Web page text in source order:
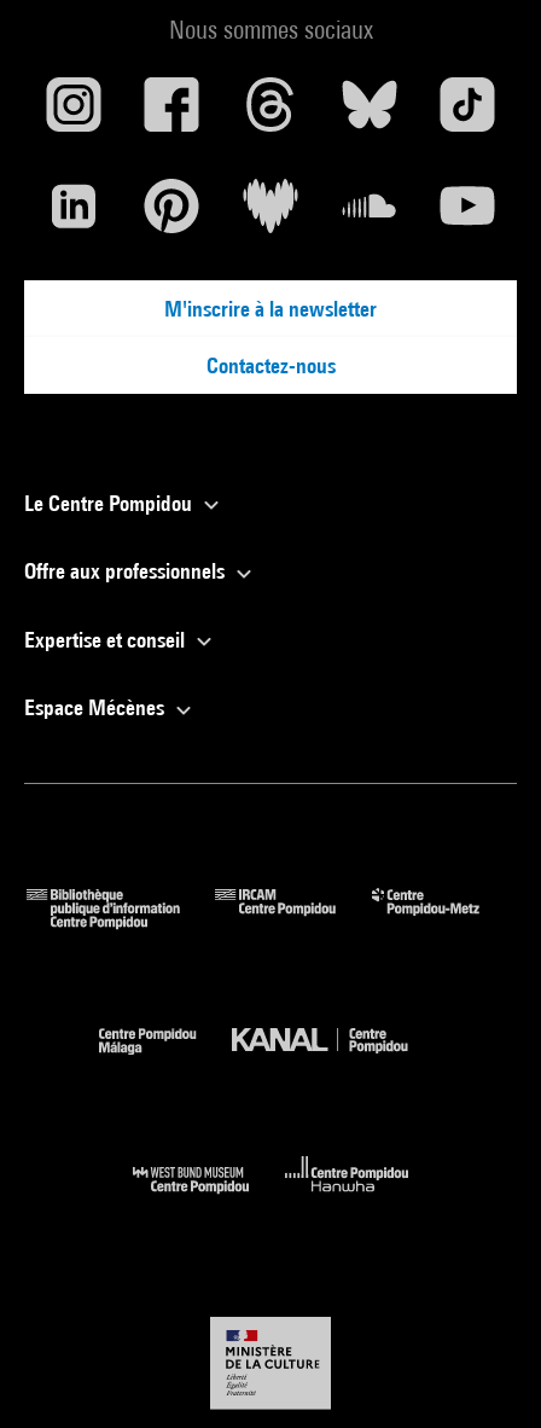
Nous sommes sociaux
M'inscrire à la newsletter
Contactez-nous
Le Centre Pompidou
Offre aux professionnels
Expertise et conseil
Espace Mécènes